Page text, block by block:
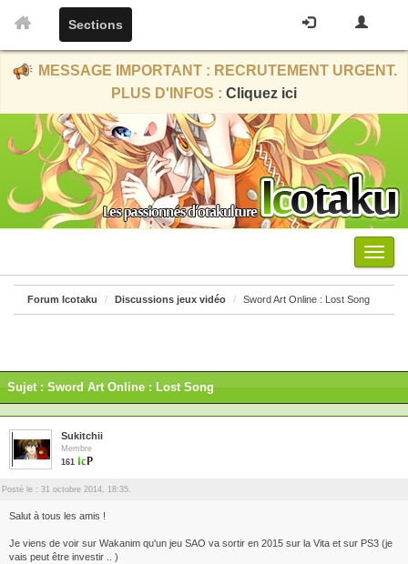
Sections
MESSAGE IMPORTANT : RECRUTEMENT URGENT.
PLUS D'INFOS : Cliquez ici
Menu
Forum Icotaku Discussions jeux vidéo Sword Art Online : Lost Song
Sujet : Sword Art Online : Lost Song
Sukitchii
Membre
161
Posté le : 31 octobre 2014, 18:35.
Salut à tous les amis !
Je viens de voir sur Wakanim qu'un jeu SAO va sortir en 2015 sur la Vita et sur PS3 (je
vais peut être investir .. )